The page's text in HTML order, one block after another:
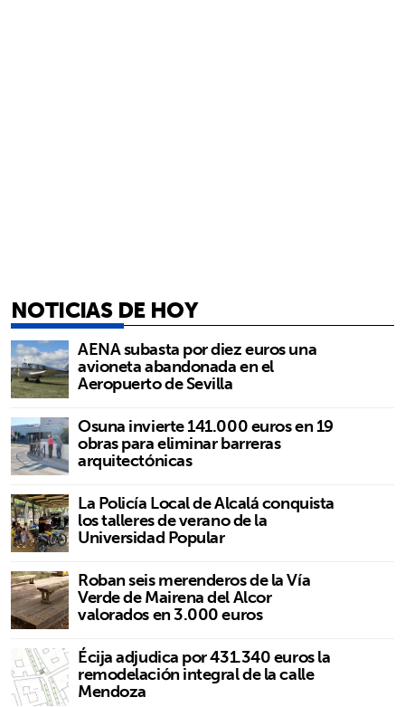
NOTICIAS DE HOY
AENA subasta por diez euros una
avioneta abandonada en el
Aeropuerto de Sevilla
Osuna invierte 141.000 euros en 19
obras para eliminar barreras
arquitectónicas
La Policía Local de Alcalá conquista
los talleres de verano de la
Universidad Popular
Roban seis merenderos de la Vía
Verde de Mairena del Alcor
valorados en 3.000 euros
Écija adjudica por 431.340 euros la
remodelación integral de la calle
Mendoza